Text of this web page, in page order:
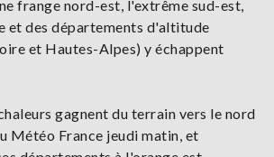
frange nord-est, l'extrême sud-est,
et des départements d'altitude
et Hautes-Alpes) y échappent
gagnent du terrain vers le nord
Météo France jeudi matin, et